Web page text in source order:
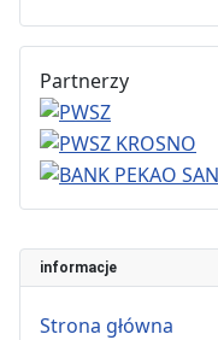
informacje
Strona główna
Partnerzy